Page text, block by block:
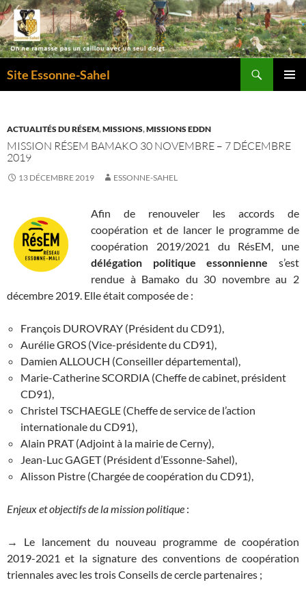
Site Essonne-Sahel
ACTUALITÉS DU RÉSEM,MISSIONS,MISSIONS EDDN
MISSION RÉSEM BAMAKO 30 NOVEMBRE – 7 DÉCEMBRE
2019
13 DÉCEMBRE 2019 ESSONNE-SAHEL
Afin de renouveler les accords de
coopération et de lancer le programme de
coopération 2019/2021 du RésEM, une
délégation politique essonnienne s’est
rendue à Bamako du 30 novembre au 2
décembre 2019. Elle était composée de :
François DUROVRAY (Président du CD91),
Aurélie GROS (Vice-présidente du CD91),
Damien ALLOUCH (Conseiller départemental),
Marie-Catherine SCORDIA (Cheffe de cabinet, président
CD91),
Christel TSCHAEGLE (Cheffe de service de l’action
internationale du CD91),
Alain PRAT (Adjoint à la mairie de Cerny),
Jean-Luc GAGET (Président d’Essonne-Sahel),
Alisson Pistre (Chargée de coopération du CD91),
Enjeux et objectifs de la mission politique :
→ Le lancement du nouveau programme de coopération
2019-2021 et la signature des conventions de coopération
triennales avec les trois Conseils de cercle partenaires ;